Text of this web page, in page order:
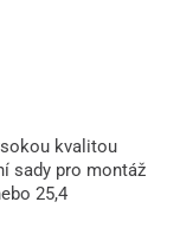
kvalitou
sady pro montáž
25,4